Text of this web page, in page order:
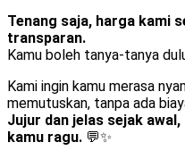
Tenang saja, harga kami
transparan.
Kamu boleh tanya-tanya
Kami ingin kamu merasa
memutuskan, tanpa ada
Jujur dan jelas sejak
kamu ragu. 💬✨